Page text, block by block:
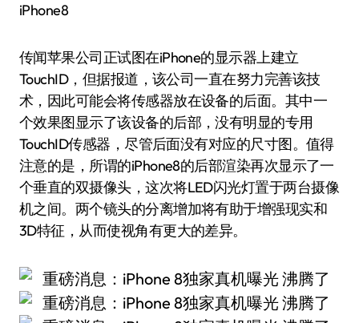
iPhone8
传闻苹果公司正试图在iPhone的显示器上建立
TouchID，但据报道，该公司一直在努力完善该技
术，因此可能会将传感器放在设备的后面。其中一
个效果图显示了该设备的后部，没有明显的专用
TouchID传感器，尽管后面没有对应的尺寸图。值得
注意的是，所谓的iPhone8的后部渲染再次显示了一
个垂直的双摄像头，这次将LED闪光灯置于两台摄像
机之间。两个镜头的分离增加将有助于增强现实和
3D特征，从而使视角有更大的差异。